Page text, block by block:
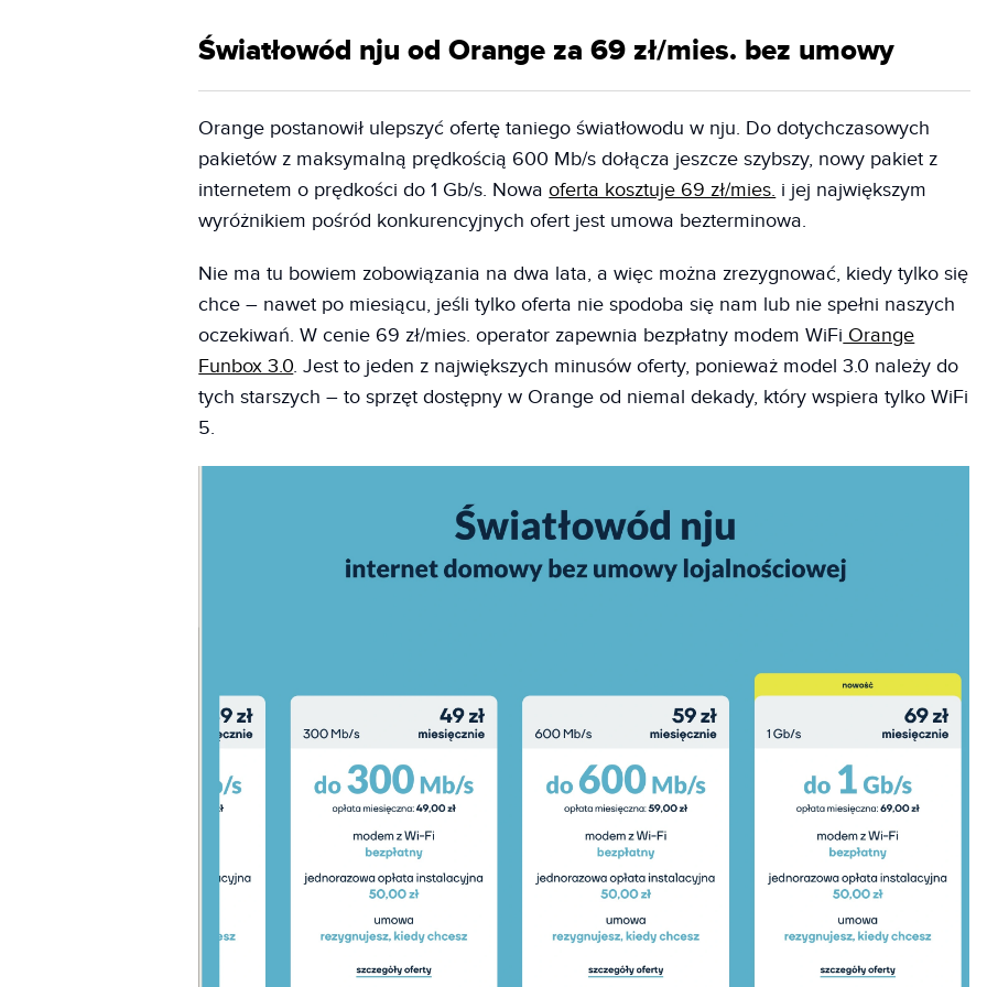
Światłowód nju od Orange za 69 zł/mies. bez umowy
Orange postanowił ulepszyć ofertę taniego światłowodu w nju. Do dotychczasowych
pakietów z maksymalną prędkością 600 Mb/s dołącza jeszcze szybszy, nowy pakiet z
internetem o prędkości do 1 Gb/s. Nowaoferta kosztuje 69 zł/mies. i jej największym
wyróżnikiem pośród konkurencyjnych ofert jest umowa bezterminowa.
Nie ma tu bowiem zobowiązania na dwa lata, a więc można zrezygnować, kiedy tylko się
chce – nawet po miesiącu, jeśli tylko oferta nie spodoba się nam lub nie spełni naszych
oczekiwań. W cenie 69 zł/mies. operator zapewnia bezpłatny modem WiFi Orange
Funbox 3.0. Jest to jeden z największych minusów oferty, ponieważ model 3.0 należy do
tych starszych – to sprzęt dostępny w Orange od niemal dekady, który wspiera tylko WiFi
5.